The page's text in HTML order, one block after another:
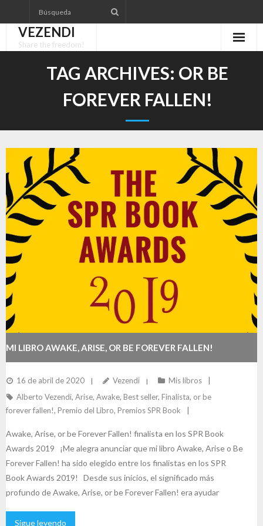
to
contentVEZENDI
Share the freedom!
TAG ARCHIVES: OR BE
FOREVER FALLEN!
MI LIBRO AWAKE, ARISE, OR BE FOREVER FALLEN!
FINALISTA EN LOS SPR BOOK AWARDS 2019
16 de abril de 2020 Vezendi
Mis libros
Alberto Vezendi, Arise, Awake, Best seller, Finalista, or be
forever fallen!, Premio del Libro, Premios SPR Book
Awake, Arise, or be Forever Fallen! finalista en los SPR Book
Awards 2019 ¡Me alegra anunciar que mi libro Awake, Arise o Be
Forever Fallen! ha sido elegido entre los finalistas en los SPR
Book Awards 2019! Desde sus inicios, el significado más
profundo de Awake, Arise, or be Forever Fallen! era ayudar
Sigue leyendo